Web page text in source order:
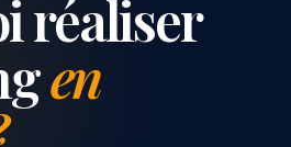
réaliser
en